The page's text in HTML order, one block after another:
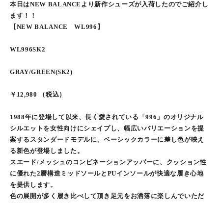
本日はNEW BALANCEより新作シューズが入荷したのでご紹介し
ます！！
【NEW BALANCE WL996】
WL996SK2
GRAY/GREEN(SK2)
￥12,980 （税込）
1988年に登場して以来、長く愛されている「996」のオリジナル
シルエットを女性向けにシェイプし、幅広いバリエーションを提
案するスタンダードモデルに、ベーシックカラーに差し色が映え
る新色が登場しました。
スエード/メッシュのコンビネーションアッパーに、クッション性
に優れた2層構造ミッドソールとPUインソールが快適な履き心地
を提供します。
色の展開が多く履き比べして頂き足元をお洒落に楽しんでいただ